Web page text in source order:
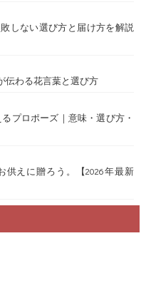
しない選び方と届け方を解説
伝わる花言葉と選び方
プロポーズ｜意味・選び方・
供えに贈ろう。【2026年最新